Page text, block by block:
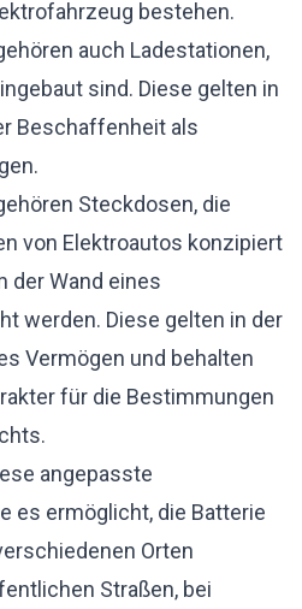
bestehen.
auch Ladestationen,
sind. Diese gelten in
Beschaffenheit als
Steckdosen, die
von Elektroautos konzipiert
der Wand eines
werden. Diese gelten in der
Vermögen und behalten
für die Bestimmungen
angepasste
es ermöglicht, die Batterie
Orten
Straßen, bei